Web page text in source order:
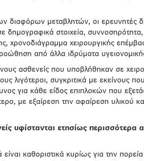
διαφόρων μεταβλητών, οι ερευνητές
δημογραφικά στοιχεία,
χρονοδιάγραμμα χειρουργικής
από άλλα ιδρύματα
ασθενείς που υποβλήθηκαν σε
λιγότεροι, συγκριτικά με εκείνους
για κάθε είδος επιπλοκών που
με εξαίρεση την αφαίρεση υλικού
υφίστανται ετησίως
καθοριστικά κυρίως για την